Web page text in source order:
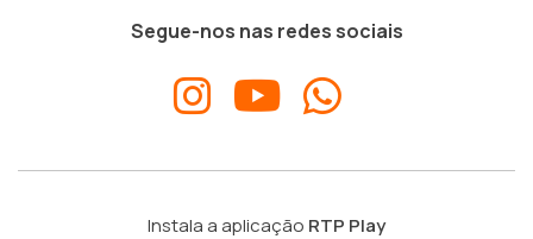
Segue-nos nas redes sociais
Instala a aplicação RTP Play